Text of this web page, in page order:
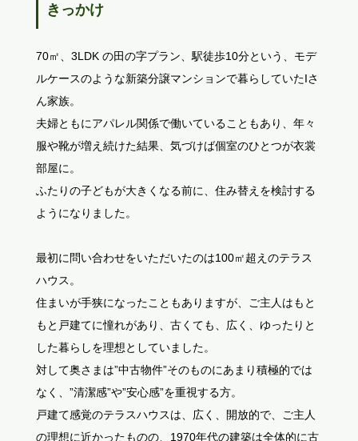
きっかけ
70㎡、3LDK の田の字プラン、駅徒歩10分という、モデ
ルケースのような新築分譲マンションで暮らしていたIさ
ん家族。
夫婦ともにアパレル関係で働いていることもあり、年々
服や靴が増え続けた結果、気づけば個室のひとつが衣裳
部屋に。
ふたりの子どもが大きくなる前に、住み替えを検討する
ようになりました。
最初に問い合わせをいただいたのは100㎡超えのテラス
ハウス。
住まいが手狭になったこともありますが、ご主人はもと
もと戸建てに憧れがあり、古くても、広く、ゆったりと
した暮らしを理想としていました。
対して奥さまは”中古物件”そのものにあまり積極的では
なく、”清潔感”や”安心感”を重視する方。
戸建て感覚のテラスハウスは、広く、開放的で、ご主人
の理想に近かったものの、1970年代の建築は全体的に古